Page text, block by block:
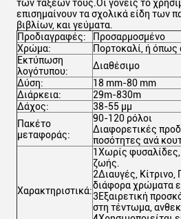
των τάξεων τους.Οι γονείς το
επισημαίνουν τα σχολικά είδη των
βιβλίων, και γεύματα.
Προδιαγραφές:
Προσαρμοσμένο
Χρώμα:
Πορτοκαλί, ή όπως
Εκτύπωση
λογότυπου:
Διαθέσιμο
Δύση:
18 mm-80 mm
Διάρκεια:
29m-830m
Δάχος:
38-55 μμ
Πακέτο
μεταφοράς:
90-120 ρόλοι
Διαφορετικές
ποσότητες ανά
Χαρακτηριστικά:
1Χωρίς
ζωής.
2Διαυγές, Κίτρινο,
διάφορα χρώματα
3Εξαιρετική
στη τέντωμα,